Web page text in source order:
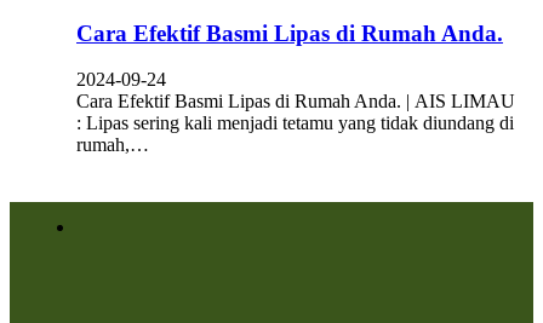
Cara Efektif Basmi Lipas di Rumah Anda.
2024-09-24
Cara Efektif Basmi Lipas di Rumah Anda. | AIS LIMAU
: Lipas sering kali menjadi tetamu yang tidak diundang di
rumah,…